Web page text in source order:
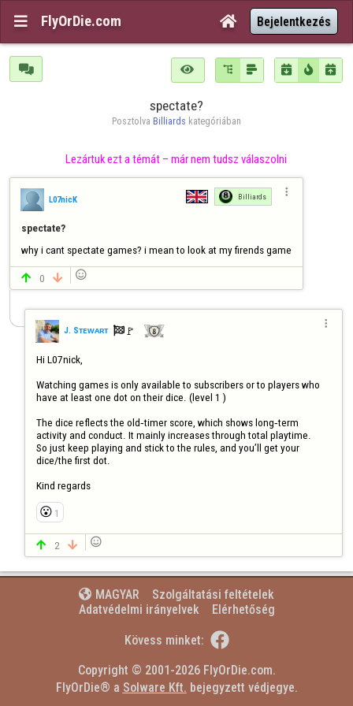
 FlyOrDie.com  Bejelentkezés
      
spectate?
Posztolva Billiards kategóriában
Lezártuk ezt a témát – már nem tudsz válaszolni
L07nicK Billiards 
spectate?
why i cant spectate games? i mean to look at my firends game
 0  
J. Sᴛᴇᴡᴀʀᴛ 🚩️

Hi L07nick,
Watching games is only available to subscribers or to players who
have at least one dot on their dice. (level 1 )
The dice reflects the old‑timer score, which shows long‑term
activity and conduct. It mainly increases through total playtime.
So just keep playing and stick to the rules, and you’ll get your
dice/the first dot.
Kind regards
😮 1
 2  
 MAGYAR
Szolgáltatási feltételek
Adatvédelmi irányelvek
Elérhetőség
Kövess minket: 
Copyright © 2001-2026 FlyOrDie.com.
FlyOrDie® a Solware Kft. bejegyzett védjegye.